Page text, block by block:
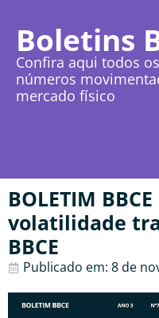
Boletins
Confira aqui todos
números
mercado físico
BOLETIM
volatilidade
BBCE
Publicado em: 8 de